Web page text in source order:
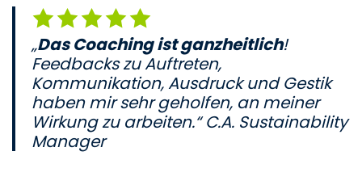
„Das Coaching ist ganzheitlich!
Feedbacks zu Auftreten,
Kommunikation, Ausdruck und Gestik
haben mir sehr geholfen, an meiner
Wirkung zu arbeiten.“ C.A. Sustainability
Manager